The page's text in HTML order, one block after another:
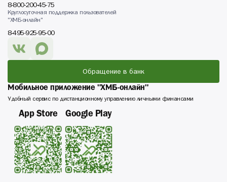
8-800-200-45-75
Круглосуточная поддержка пользователей
"ХМБ-онлайн"
8-495-925-95-00
Обращение в банк
Мобильное приложение "ХМБ-онлайн"
Удобный сервис по дистанционному управлению личными финансами
App Store Google Play